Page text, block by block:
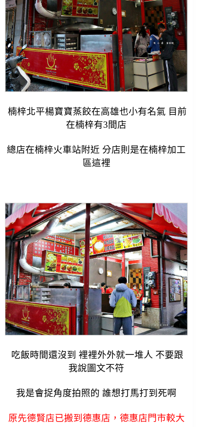
楠梓北平楊寶寶蒸餃在高雄也小有名氣 目前
在楠梓有3間店
總店在楠梓火車站附近 分店則是在楠梓加工
區這裡
吃飯時間還沒到 裡裡外外就一堆人 不要跟
我說圖文不符
我是會捉角度拍照的 誰想打馬打到死啊
原先德賢店已搬到德惠店，德惠店門市較大